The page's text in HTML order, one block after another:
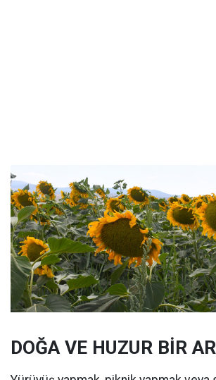
DOĞA VE HUZUR BİR